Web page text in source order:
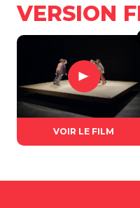
VERSION
VOIR LE FILM